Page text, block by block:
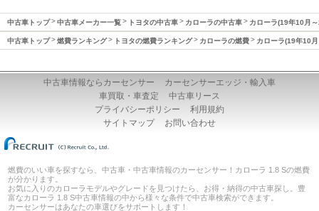
中古車トップ 中古車メーカー一覧 トヨタの中古車 カローラの中古車 カローラ(19年10月
中古車トップ 燃費ランキング トヨタの燃費ランキング カローラの燃費 カローラ(19年10
中古車情報ならカーセンサー
カーセンサーエッジ・輸入車
車買取・車査定
中古車リース
プライバシーポリシー
利用規約
サイトマップ
お問い合わせ
燃費のいい車を探すなら、中古車・中古車情報のカーセンサー！カローラ 1.8 Sの燃費
が分かります。
お気に入りのカローラモデルやグレードを見つけたら、お得・納得の中古車探し。豊
富なカローラ 1.8 S中古車情報の中から様々な条件で中古車検索ができます。
カーセンサーはあなたの車選びをサポートします！